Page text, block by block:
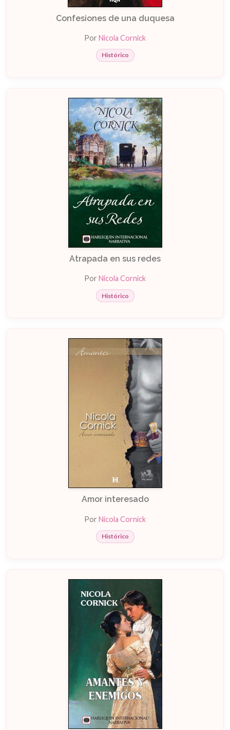
Confesiones de una duquesa
Por Nicola Cornick
Histórico
Atrapada en sus redes
Por Nicola Cornick
Histórico
Amor interesado
Por Nicola Cornick
Histórico